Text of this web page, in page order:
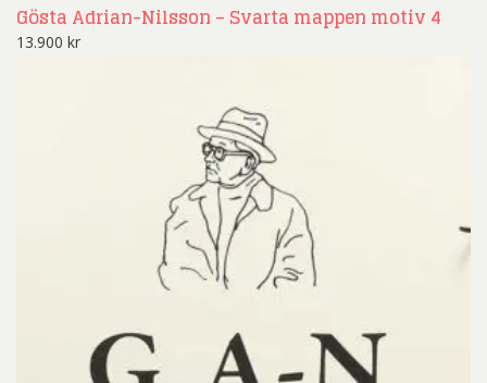
Gösta Adrian-Nilsson – Svarta mappen motiv 4
13.900 kr